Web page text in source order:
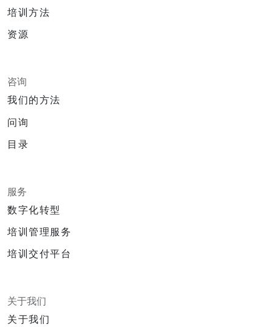
培训方法
资源
咨询
我们的方法
问询
目录
服务
数字化转型
培训管理服务
培训交付平台
关于我们
关于我们